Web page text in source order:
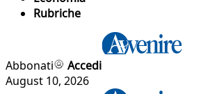
Rubriche
Abbonati
Accedi
August 10, 2026